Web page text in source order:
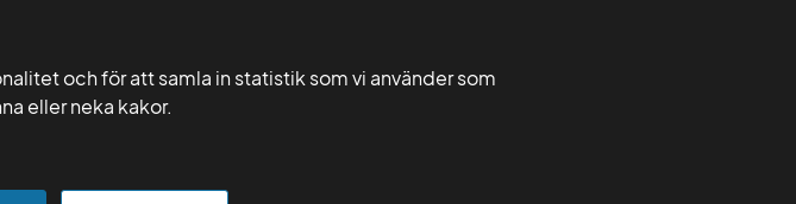
och för att samla in statistik som vi använder som
eller neka kakor.
Vera Kurser